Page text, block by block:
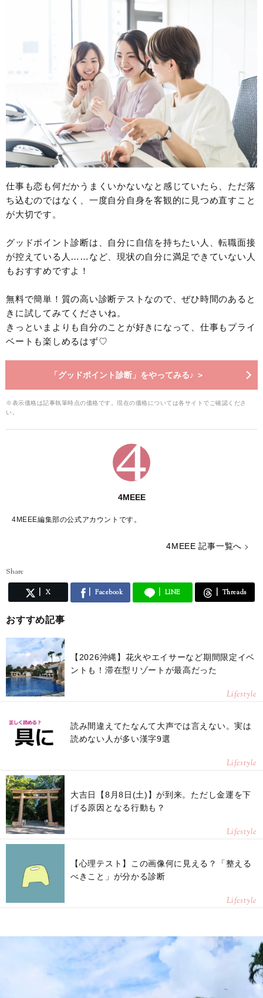
仕事も恋も何だかうまくいかないなと感じていたら、ただ落
ち込むのではなく、一度自分自身を客観的に見つめ直すこと
が大切です。
グッドポイント診断は、自分に自信を持ちたい人、転職面接
が控えている人……など、現状の自分に満足できていない人
もおすすめですよ！
無料で簡単！質の高い診断テストなので、ぜひ時間のあると
きに試してみてくださいね。
きっといまよりも自分のことが好きになって、仕事もプライ
ベートも楽しめるはず♡
「グッドポイント診断」をやってみる♪ ＞
※表示価格は記事執筆時点の価格です。現在の価格については各サイトでご確認くださ
い。
4MEEE
4MEEE編集部の公式アカウントです。
4MEEE 記事一覧へ
Share
X Facebook LINE Threads
おすすめ記事
【2026沖縄】花火やエイサーなど期間限定イベ
ントも！滞在型リゾートが最高だった
Lifestyle
読み間違えてたなんて大声では言えない。実は
読めない人が多い漢字9選
Lifestyle
大吉日【8月8日(土)】が到来。ただし金運を下
げる原因となる行動も？
Lifestyle
【心理テスト】この画像何に見える？「整える
べきこと」が分かる診断
Lifestyle